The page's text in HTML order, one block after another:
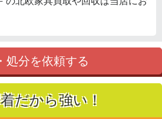
処分を依頼する
だから強い！